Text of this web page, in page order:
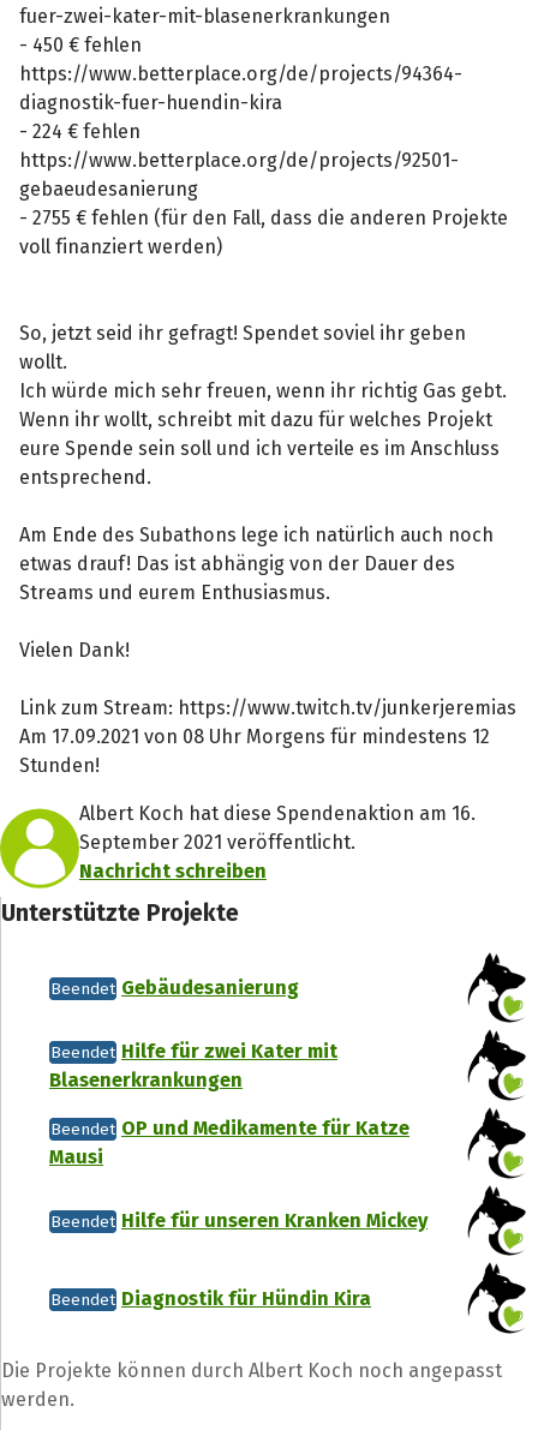
fuer-zwei-kater-mit-blasenerkrankungen
- 450 € fehlen
https://www.betterplace.org/de/projects/94364-
diagnostik-fuer-huendin-kira
- 224 € fehlen
https://www.betterplace.org/de/projects/92501-
gebaeudesanierung
- 2755 € fehlen (für den Fall, dass die anderen Projekte
voll finanziert werden)
So, jetzt seid ihr gefragt! Spendet soviel ihr geben
wollt.
Ich würde mich sehr freuen, wenn ihr richtig Gas gebt.
Wenn ihr wollt, schreibt mit dazu für welches Projekt
eure Spende sein soll und ich verteile es im Anschluss
entsprechend.
Am Ende des Subathons lege ich natürlich auch noch
etwas drauf! Das ist abhängig von der Dauer des
Streams und eurem Enthusiasmus.
Vielen Dank!
Link zum Stream: https://www.twitch.tv/junkerjeremias
Am 17.09.2021 von 08 Uhr Morgens für mindestens 12
Stunden!
Albert Koch hat diese Spendenaktion am 16.
September 2021 veröffentlicht.
Nachricht schreiben
Unterstützte Projekte
Beendet Gebäudesanierung
Beendet Hilfe für zwei Kater mit
Blasenerkrankungen
Beendet OP und Medikamente für Katze
Mausi
Beendet Hilfe für unseren Kranken Mickey
Beendet Diagnostik für Hündin Kira
Die Projekte können durch Albert Koch noch angepasst
werden.